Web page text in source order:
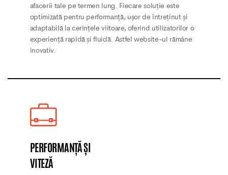
afacerii tale pe termen lung. Fiecare soluție este
optimizată pentru performanță, ușor de întreținut și
adaptabilă la cerințele viitoare, oferind utilizatorilor o
experiență rapidă și fluidă. Astfel website-ul rămâne
inovativ.
PERFORMANȚĂ ȘI
VITEZĂ